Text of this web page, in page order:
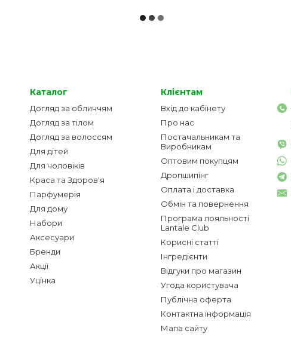
Каталог
Догляд за обличчям
Догляд за тілом
Догляд за волоссям
Для дітей
Для чоловіків
Краса та Здоров'я
Парфумерія
Для дому
Набори
Аксесуари
Бренди
Акції
Уцінка
Клієнтам
Вхід до кабінету
Про нас
Постачальникам та
Виробникам
Оптовим покупцям
Дропшипінг
Оплата і доставка
Обмін та повернення
Програма лояльності
Lantale Club
Корисні статті
Інгредієнти
Відгуки про магазин
Угода користувача
Публічна оферта
Контактна інформація
Мапа сайту